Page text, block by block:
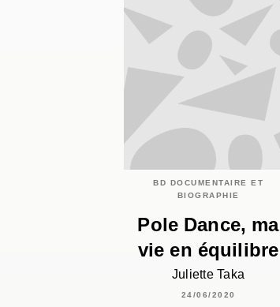
BD DOCUMENTAIRE ET
BIOGRAPHIE
Pole Dance, ma
vie en équilibre
Juliette Taka
24/06/2020